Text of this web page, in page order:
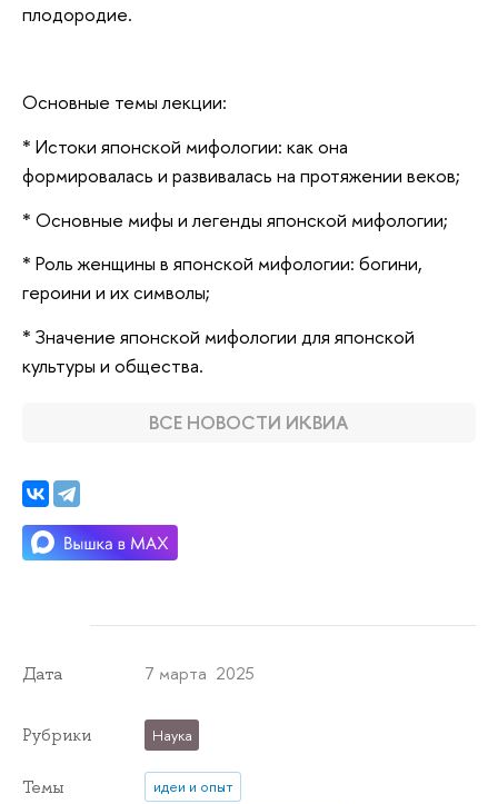
плодородие.
Основные темы лекции:
* Истоки японской мифологии: как она
формировалась и развивалась на протяжении веков;
* Основные мифы и легенды японской мифологии;
* Роль женщины в японской мифологии: богини,
героини и их символы;
* Значение японской мифологии для японской
культуры и общества.
ВСЕ НОВОСТИ ИКВИА
Дата 7 марта 2025
Рубрики Наука
Темы
идеи и опыт